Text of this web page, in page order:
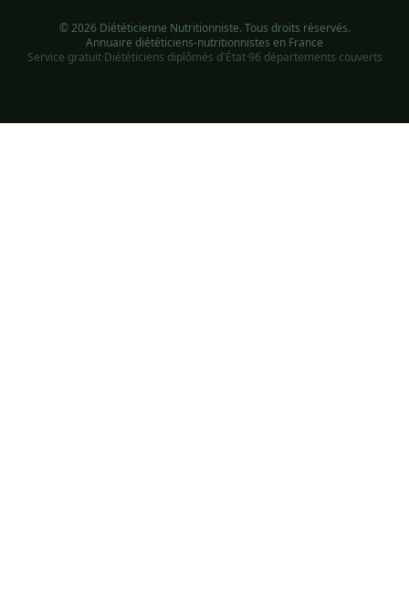
© 2026 Diététicienne Nutritionniste. Tous droits réservés.
Annuaire diététiciens-nutritionnistes en France
Service gratuit·Diététiciens diplômés d'État·96 départements couverts